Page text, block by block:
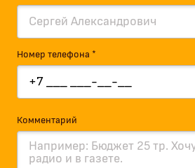
Номер телефона *
Комментарий